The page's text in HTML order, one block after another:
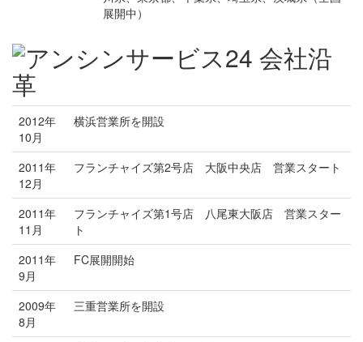
展開中）
2012年
10月
横浜営業所を開設
2011年
12月
フランチャイズ第2号店 大阪中央店 営業スタート
2011年
11月
フランチャイズ第1号店 八尾東大阪店 営業スター
ト
2011年
9月
FC展開開始
2009年
8月
三重営業所を開設